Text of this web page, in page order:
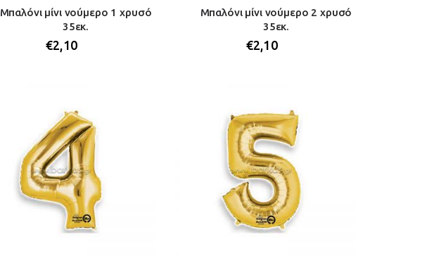
Μπαλόνι μίνι νούμερο 1 χρυσό
35εκ.
€2,10
Μπαλόνι μίνι νούμερο 2 χρυσό
35εκ.
€2,10